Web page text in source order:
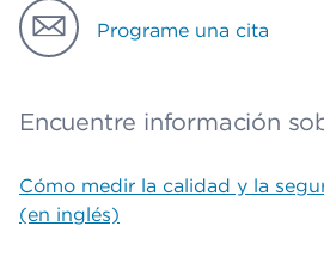
Programe una cita
Encuentre información
Cómo medir la calidad y la
(en inglés)